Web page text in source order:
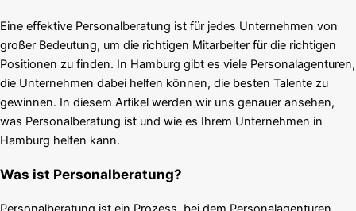
Eine effektive Personalberatung ist für jedes Unternehmen von
großer Bedeutung, um die richtigen Mitarbeiter für die richtigen
Positionen zu finden. In Hamburg gibt es viele Personalagenturen,
die Unternehmen dabei helfen können, die besten Talente zu
gewinnen. In diesem Artikel werden wir uns genauer ansehen,
was Personalberatung ist und wie es Ihrem Unternehmen in
Hamburg helfen kann.
Was ist Personalberatung?